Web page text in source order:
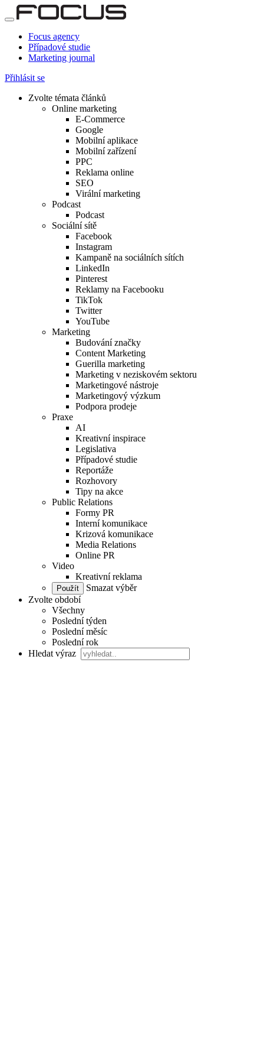
Focus agency
Případové studie
Marketing journal
Přihlásit se
Zvolte témata článků
Online marketing
E-Commerce
Google
Mobilní aplikace
Mobilní zařízení
PPC
Reklama online
SEO
Virální marketing
Podcast
Podcast
Sociální sítě
Facebook
Instagram
Kampaně na sociálních sítích
LinkedIn
Pinterest
Reklamy na Facebooku
TikTok
Twitter
YouTube
Marketing
Budování značky
Content Marketing
Guerilla marketing
Marketing v neziskovém sektoru
Marketingové nástroje
Marketingový výzkum
Podpora prodeje
Praxe
AI
Kreativní inspirace
Legislativa
Případové studie
Reportáže
Rozhovory
Tipy na akce
Public Relations
Formy PR
Interní komunikace
Krizová komunikace
Media Relations
Online PR
Video
Kreativní reklama
Smazat výběr
Zvolte období
Všechny
Poslední týden
Poslední měsíc
Poslední rok
Hledat výraz